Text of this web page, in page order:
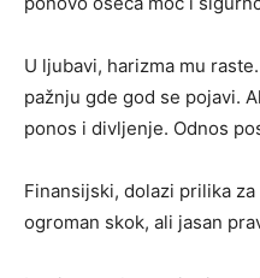
U ljubavi, harizma mu
pažnju gde god se pojavi.
ponos i divljenje. Odnos
Finansijski, dolazi prilika
ogroman skok, ali jasan